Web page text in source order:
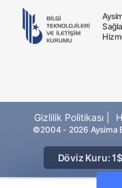
Gizlilik Politikası |
©2004 - 2026 Aysima
Döviz Kuru: